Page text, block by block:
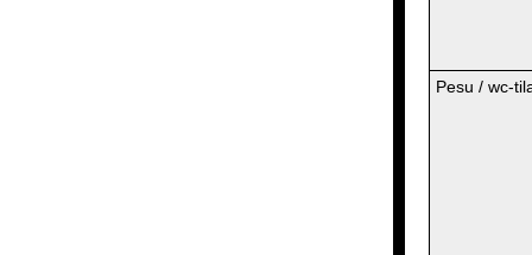
Pesu / wc-